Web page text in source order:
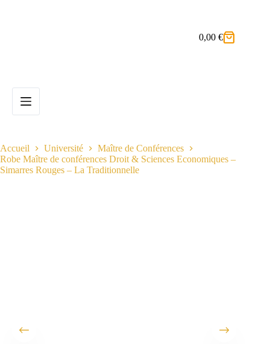
Panier
0,00 €
Accueil Université
Maître de Conférences
Robe Maître de conférences Droit & Sciences Economiques –
Simarres Rouges – La Traditionnelle